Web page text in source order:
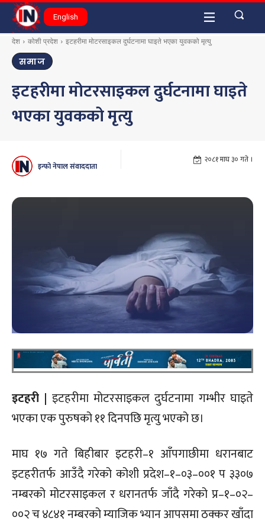
English
देश कोशी प्रदेश इटहरीमा मोटरसाइकल दुर्घटनामा घाइते भएका युवकको मृत्यु
समाज
इटहरीमा मोटरसाइकल दुर्घटनामा घाइते
भएका युवकको मृत्यु
इन्फो नेपाल संवाददाता
२०८१ माघ ३० गते ।
इटहरी | इटहरीमा मोटरसाइकल दुर्घटनामा गम्भीर घाइते
भएका एक पुरुषको ११ दिनपछि मृत्यु भएको छ।
माघ १७ गते बिहीबार इटहरी–१ आँपगाछीमा धरानबाट
इटहरीतर्फ आउँदै गरेको कोशी प्रदेश–१–०३–००१ प ३३०७
नम्बरको मोटरसाइकल र धरानतर्फ जाँदै गरेको प्र–१–०२–
००२ च ४८४१ नम्बरको म्याजिक भ्यान आपसमा ठक्कर खाँदा